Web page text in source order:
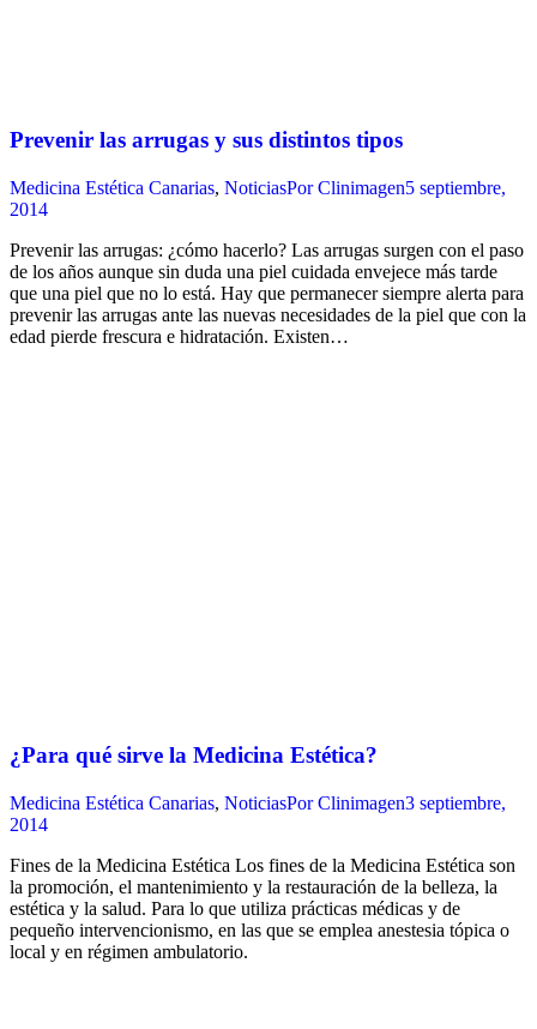
Prevenir las arrugas y sus distintos tipos
Medicina Estética Canarias, NoticiasPorClinimagen5 septiembre,
2014
Prevenir las arrugas: ¿cómo hacerlo? Las arrugas surgen con el paso
de los años aunque sin duda una piel cuidada envejece más tarde
que una piel que no lo está. Hay que permanecer siempre alerta para
prevenir las arrugas ante las nuevas necesidades de la piel que con la
edad pierde frescura e hidratación. Existen…
¿Para qué sirve la Medicina Estética?
Medicina Estética Canarias, NoticiasPorClinimagen3 septiembre,
2014
Fines de la Medicina Estética Los fines de la Medicina Estética son
la promoción, el mantenimiento y la restauración de la belleza, la
estética y la salud. Para lo que utiliza prácticas médicas y de
pequeño intervencionismo, en las que se emplea anestesia tópica o
local y en régimen ambulatorio.